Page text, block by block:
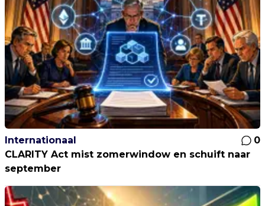
Internationaal
0
CLARITY Act mist zomerwindow en schuift naar
september